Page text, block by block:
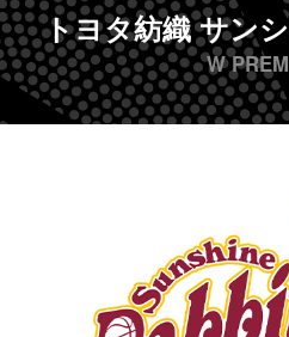
トヨタ紡織 サン
W